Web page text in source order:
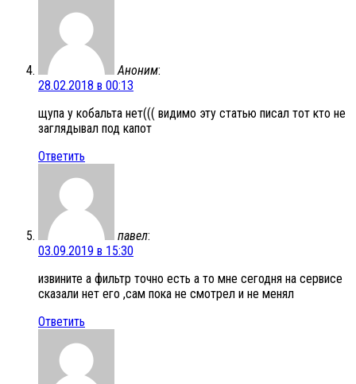
Аноним:
28.02.2018 в 00:13
щупа у кобальта нет((( видимо эту статью писал тот кто не
заглядывал под капот
Ответить
павел:
03.09.2019 в 15:30
извините а фильтр точно есть а то мне сегодня на сервисе
сказали нет его ,сам пока не смотрел и не менял
Ответить